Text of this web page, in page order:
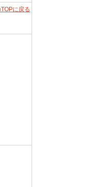
に戻る